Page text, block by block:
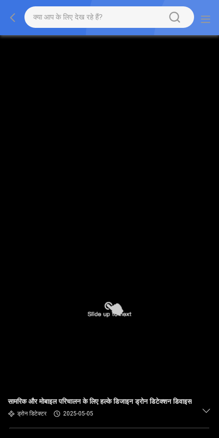
सामरिक और मोबाइल परिचालन के लिए हल्के डिजाइन ड्रोन डिटेक्शन डिवाइस
ड्रोन डिटेक्टर 2025-05-05